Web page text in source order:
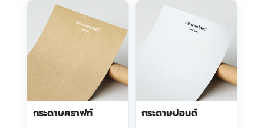
กระดาษคราฟท์
กระดาษปอนด์